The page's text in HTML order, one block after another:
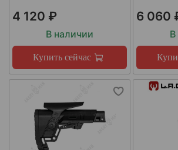
4 120 ₽
В наличии
Купить сейчас
6 060
В